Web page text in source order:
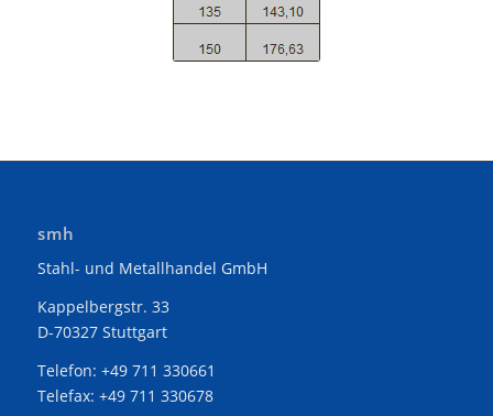
smh
Stahl- und Metallhandel GmbH
Kappelbergstr. 33
D-70327 Stuttgart
Telefon: +49 711 330661
Telefax: +49 711 330678